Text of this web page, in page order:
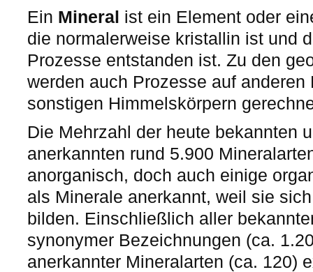
Ein Mineral ist ein Element oder
die normalerweise kristallin ist und
Prozesse entstanden ist. Zu den
werden auch Prozesse auf
sonstigen Himmelskörpern
Die Mehrzahl der heute bekannten
anerkannten rund 5.900
anorganisch, doch auch einige
als Minerale anerkannt, weil sie
bilden. Einschließlich aller
synonymer Bezeichnungen (ca.
anerkannter Mineralarten (ca. 120)